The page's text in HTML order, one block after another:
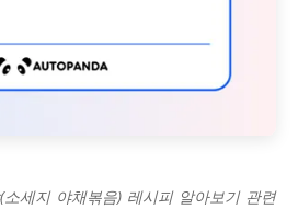
세지 야채볶음) 레시피 알아보기 관련